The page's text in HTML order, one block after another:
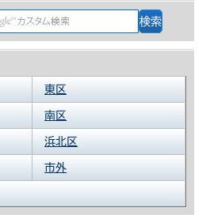
東区
南区
浜北区
市外